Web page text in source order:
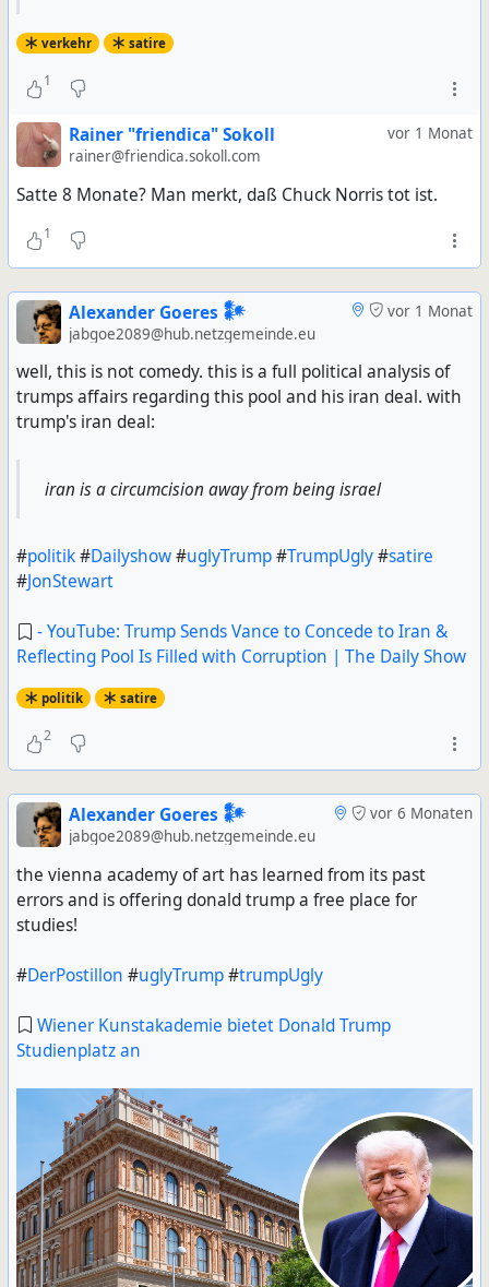
verkehr satire
1
vor 1 Monat
Rainer "friendica" Sokoll
rainer@friendica.sokoll.com
Satte 8 Monate? Man merkt, daß Chuck Norris tot ist.
1
vor 1 Monat
Alexander Goeres 𒀯
jabgoe2089@hub.netzgemeinde.eu
well, this is not comedy. this is a full political analysis of
trumps affairs regarding this pool and his iran deal. with
trump's iran deal:
iran is a circumcision away from being israel
#politik#Dailyshow#uglyTrump#TrumpUgly#satire
#JonStewart
- YouTube: Trump Sends Vance to Concede to Iran &
Reflecting Pool Is Filled with Corruption | The Daily Show
politik satire
2
vor 6 Monaten
Alexander Goeres 𒀯
jabgoe2089@hub.netzgemeinde.eu
the vienna academy of art has learned from its past
errors and is offering donald trump a free place for
studies!
#DerPostillon #uglyTrump#trumpUgly
Wiener Kunstakademie bietet Donald Trump
Studienplatz an